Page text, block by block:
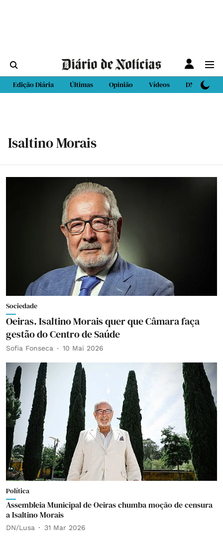
Edição Diária Últimas Opinião Vídeos DN Sport
Isaltino Morais
Sociedade
Oeiras. Isaltino Morais quer que Câmara faça
gestão do Centro de Saúde
Sofia Fonseca 10 Mai 2026
Política
Assembleia Municipal de Oeiras chumba moção de censura
a Isaltino Morais
DN/Lusa 31 Mar 2026